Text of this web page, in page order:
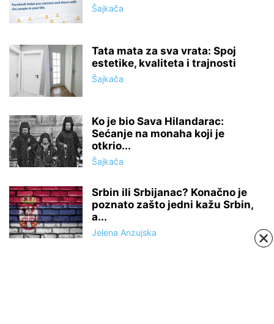
Šajkača
Tata mata za sva vrata: Spoj
estetike, kvaliteta i trajnosti
Šajkača
Ko je bio Sava Hilandarac:
Sećanje na monaha koji je
otkrio...
Šajkača
Srbin ili Srbijanac? Konačno je
poznato zašto jedni kažu Srbin,
a...
Jelena Anzujska